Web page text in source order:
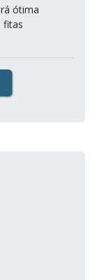
ótima
fitas